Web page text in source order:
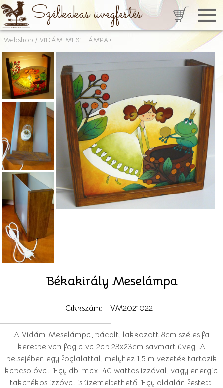
Szélkakas üvegfestés
Webshop / VIDÁM MESELÁMPÁK
Békakirály Meselámpa
Cikkszám: VM2021022
A Vidám Meselámpa, pácolt, lakkozott 8cm széles fa
keretbe van foglalva 2db 23x23cm savmart üveg. A
belsejében egy foglalattal, melyhez 1,5 m vezeték tartozik
kapcsolóval. Egy db. max. 40 wattos izzóval, vagy energia
takarékos izzóval is üzemeltethető. Egy oldalán festett.